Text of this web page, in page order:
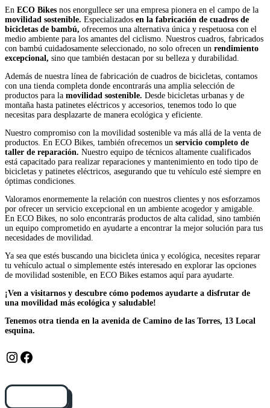
En ECO Bikes nos enorgullece ser una empresa pionera en el campo de la
movilidad sostenible. Especializados en la fabricación de cuadros de
bicicletas de bambú, ofrecemos una alternativa única y respetuosa con el
medio ambiente para los amantes del ciclismo. Nuestros cuadros, fabricados
con bambú cuidadosamente seleccionado, no solo ofrecen un rendimiento
excepcional, sino que también destacan por su belleza y durabilidad.
Además de nuestra línea de fabricación de cuadros de bicicletas, contamos
con una tienda completa donde encontrarás una amplia selección de
productos para la movilidad sostenible. Desde bicicletas urbanas y de
montaña hasta patinetes eléctricos y accesorios, tenemos todo lo que
necesitas para desplazarte de manera ecológica y eficiente.
Nuestro compromiso con la movilidad sostenible va más allá de la venta de
productos. En ECO Bikes, también ofrecemos un servicio completo de
taller de reparación. Nuestro equipo de técnicos altamente cualificados
está capacitado para realizar reparaciones y mantenimiento en todo tipo de
bicicletas y patinetes eléctricos, asegurando que tu vehículo esté siempre en
óptimas condiciones.
Valoramos enormemente la relación con nuestros clientes y nos esforzamos
por ofrecer un servicio excepcional en un ambiente acogedor y amigable.
En ECO Bikes, no solo encontrarás productos de alta calidad, sino también
un equipo comprometido en ayudarte a encontrar la mejor solución para tus
necesidades de movilidad.
Ya sea que estés buscando una bicicleta única y ecológica, necesites reparar
tu vehículo actual o simplemente estés interesado en explorar las opciones
de movilidad sostenible, en ECO Bikes estamos aquí para ayudarte.
¡Ven a visitarnos y descubre cómo podemos ayudarte a disfrutar de
una movilidad más ecológica y saludable!
Tenemos otra tienda en la avenida de Camino de las Torres, 13 Local
esquina.
Instagram
Facebook